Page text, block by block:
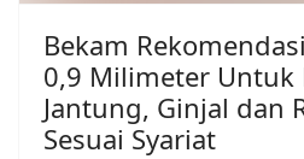
Bekam
0,9 Milimeter Untuk
Jantung, Ginjal dan
Sesuai Syariat